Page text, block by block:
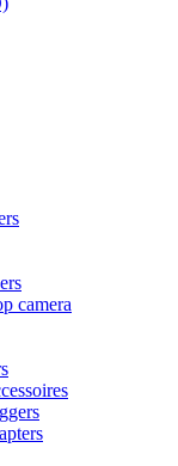
camera